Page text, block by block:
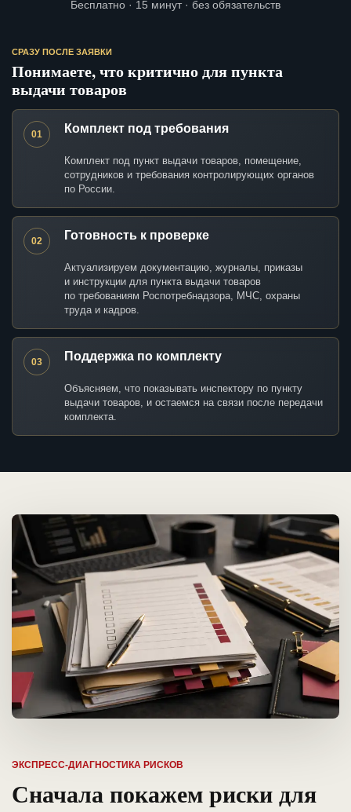
Бесплатно · 15 минут · без обязательств
СРАЗУ ПОСЛЕ ЗАЯВКИ
Понимаете, что критично для пункта
выдачи товаров
01 Комплект под требования
Комплект под пункт выдачи товаров, помещение,
сотрудников и требования контролирующих органов
по России.
02 Готовность к проверке
Актуализируем документацию, журналы, приказы
и инструкции для пункта выдачи товаров
по требованиям Роспотребнадзора, МЧС, охраны
труда и кадров.
03 Поддержка по комплекту
Объясняем, что показывать инспектору по пункту
выдачи товаров, и остаемся на связи после передачи
комплекта.
ЭКСПРЕСС-ДИАГНОСТИКА РИСКОВ
Сначала покажем риски для